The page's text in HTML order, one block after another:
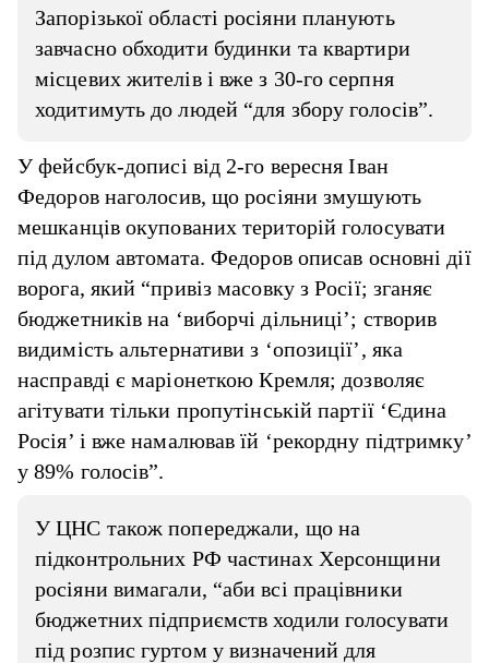
Запорізької області росіяни планують
завчасно обходити будинки та квартири
місцевих жителів і вже з 30-го серпня
ходитимуть до людей “для збору голосів”.
У фейсбук-дописі від 2-го вересня Іван
Федоров наголосив, що росіяни змушують
мешканців окупованих територій голосувати
під дулом автомата. Федоров описав основні дії
ворога, який “привіз масовку з Росії; зганяє
бюджетників на ‘виборчі дільниці’; створив
видимість альтернативи з ‘опозиції’, яка
насправді є маріонеткою Кремля; дозволяє
агітувати тільки пропутінській партії ‘Єдина
Росія’ і вже намалював їй ‘рекордну підтримку’
у 89% голосів”.
У ЦНС також попереджали, що на
підконтрольних РФ частинах Херсонщини
росіяни вимагали, “аби всі працівники
бюджетних підприємств ходили голосувати
під розпис гуртом у визначений для